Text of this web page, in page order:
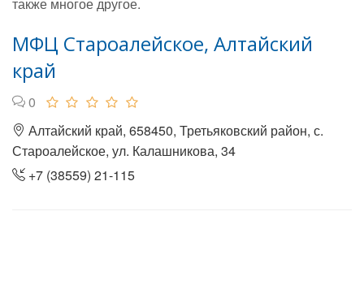
МФЦ Староалейское, Алтайский
край
0
Алтайский край, 658450, Третьяковский район, с.
Староалейское, ул. Калашникова, 34
+7 (38559) 21-115